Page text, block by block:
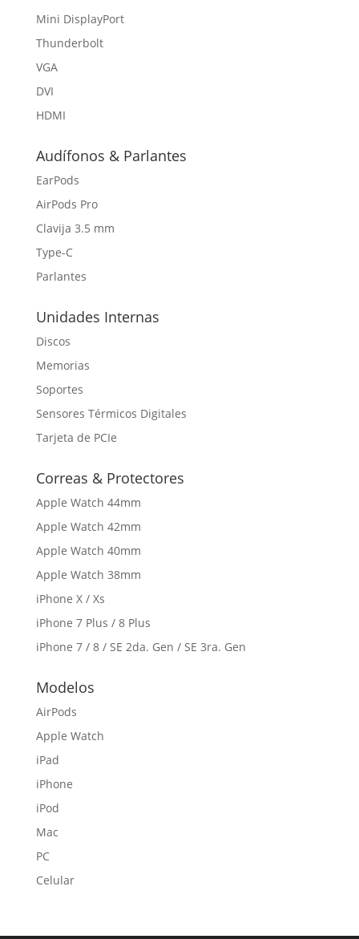
Mini DisplayPort
Thunderbolt
VGA
DVI
HDMI
Audífonos & Parlantes
EarPods
AirPods Pro
Clavija 3.5 mm
Type-C
Parlantes
Unidades Internas
Discos
Memorias
Soportes
Sensores Térmicos Digitales
Tarjeta de PCIe
Correas & Protectores
Apple Watch 44mm
Apple Watch 42mm
Apple Watch 40mm
Apple Watch 38mm
iPhone X / Xs
iPhone 7 Plus / 8 Plus
iPhone 7 / 8 / SE 2da. Gen / SE 3ra. Gen
Modelos
AirPods
Apple Watch
iPad
iPhone
iPod
Mac
PC
Celular